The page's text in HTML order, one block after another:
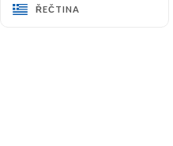
ŘEČTINA
ŘEČTINA